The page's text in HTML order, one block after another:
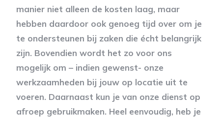
manier niet alleen de kosten laag, maar
hebben daardoor ook genoeg tijd over om je
te ondersteunen bij zaken die écht belangrijk
zijn. Bovendien wordt het zo voor ons
mogelijk om – indien gewenst- onze
werkzaamheden bij jouw op locatie uit te
voeren. Daarnaast kun je van onze dienst op
afroep gebruikmaken. Heel eenvoudig, heb je